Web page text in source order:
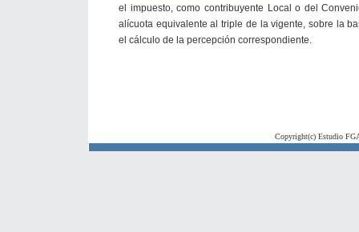
el impuesto, como contribuyente Local o del
alícuota equivalente al triple de la vigente, sobre la
el cálculo de la percepción correspondiente.
Copyright(c) Estudio